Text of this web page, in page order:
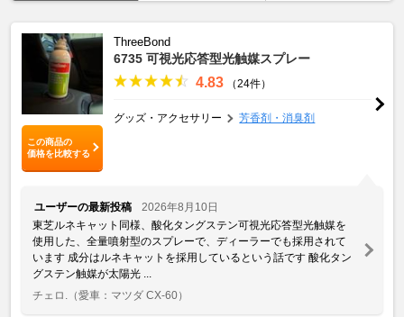
この商品の
価格を比較する
ThreeBond
6735 可視光応答型光触媒スプレー
4.83 （24件）
グッズ・アクセサリー 芳香剤・消臭剤
ユーザーの最新投稿
2026年8月10日
東芝ルネキャット同様、酸化タングステン可視光応答型光触媒を
使用した、全量噴射型のスプレーで、ディーラーでも採用されて
います 成分はルネキャットを採用しているという話です 酸化タン
グステン触媒が太陽光 ...
チェロ.
（愛車：マツダ CX-60）